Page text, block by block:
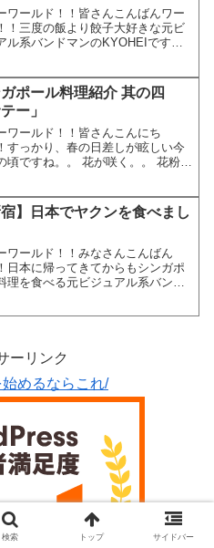
ワールド！！皆さんこんばんワー
！三度の飯より餃子大好きな元ビ
ル系バンドマンのKYOHEIです。
？）を紹介したいと思います。シ
ールの「餃...
ポール料理紹介 其の四
ー」
ワールド！！皆さんこんにち
すっかり、春の日差しが眩しい今
頃ですね。。 花が咲く。。 花粉が
グ更新していきましょう！！今週
ガポール料理を...
宿】日本でヤクンを食べまし
ワールド！！みなさんこんばん
日本に帰ってきてからもシンガポ
理を食べる元ビジュアル系バンド
ーリンク
めるならこれ/
検索 トップ サイドバー